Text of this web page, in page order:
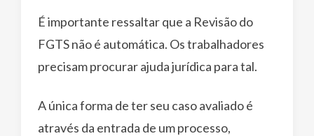
É importante ressaltar que a Revisão do
FGTS não é automática. Os trabalhadores
precisam procurar ajuda jurídica para tal.
A única forma de ter seu caso avaliado é
através da entrada de um processo,